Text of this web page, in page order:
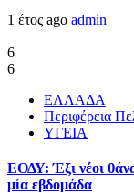
1 έτος ago admin
6
6
ΕΛΛΑΔΑ
Περιφέρεια
ΥΓΕΙΑ
ΕΟΔΥ: Έξι νέοι
μία εβδομάδα